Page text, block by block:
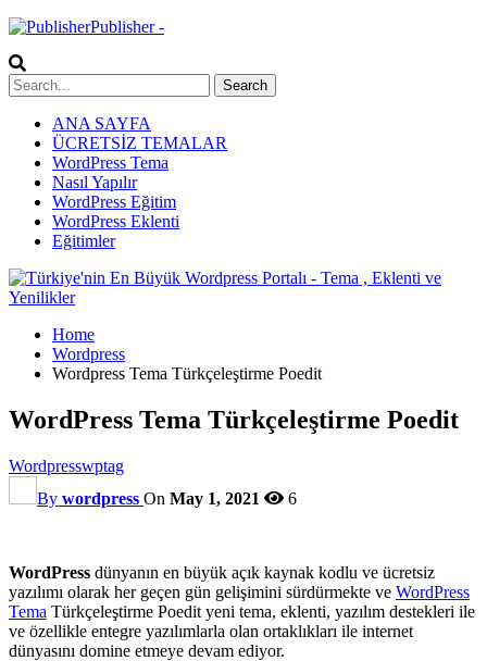
Publisher -
ANA SAYFA
ÜCRETSİZ TEMALAR
WordPress Tema
Nasıl Yapılır
WordPress Eğitim
WordPress Eklenti
Eğitimler
Home
Wordpress
Wordpress Tema Türkçeleştirme Poedit
WordPress Tema Türkçeleştirme Poedit
Wordpresswptag
By wordpress On May 1, 2021 6
WordPress dünyanın en büyük açık kaynak kodlu ve ücretsiz
yazılımı olarak her geçen gün gelişimini sürdürmekte ve WordPress
Tema Türkçeleştirme Poedit yeni tema, eklenti, yazılım destekleri ile
ve özellikle entegre yazılımlarla olan ortaklıkları ile internet
dünyasını domine etmeye devam ediyor.